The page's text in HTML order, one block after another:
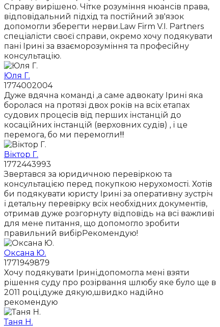
Справу вирішено. Чітке розуміння нюансів права,
відповідальний підхід та постійний зв'язок
допомогли зберегти нерви.Law Firm V.I. Partners
спеціалісти своєї справи, окремо хочу подякувати
пані Ірині за взаєморозуміння та професійну
консультацію.
Юля Г.
1774002004
Дуже вдячна команді ,а саме адвокату Ірині яка
боролася на протязі двох років на всіх етапах
судових процесів від перших інстанцій до
косаційних інстанцій (верховних судів) , і це
перемога, бо ми перемогли!!!
Віктор Г.
1772443993
Звертався за юридичною перевіркою та
консультацією перед покупкою нерухомості. Хотів
би подякувати юристу Ірині за оперативну зустріч
і детальну перевірку всіх необхідних документів,
отримав дуже розгорнуту відповідь на всі важливі
для мене питання, що допомогло зробити
правильний вибірРекомендую!
Оксана Ю.
1771949879
Хочу подякувати Ірині,допомогла мені взяти
рішення суду про розірвання шлюбу яке було ще в
2011 році,дуже дякую,швидко надійно
рекомендую
Таня Н.